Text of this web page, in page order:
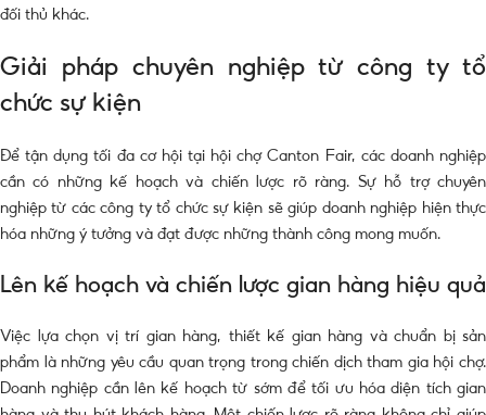
đối thủ khác.
Giải pháp chuyên nghiệp từ công ty tổ
chức sự kiện
Để tận dụng tối đa cơ hội tại hội chợ Canton Fair, các doanh nghiệp
cần có những kế hoạch và chiến lược rõ ràng. Sự hỗ trợ chuyên
nghiệp từ các công ty tổ chức sự kiện sẽ giúp doanh nghiệp hiện thực
hóa những ý tưởng và đạt được những thành công mong muốn.
Lên kế hoạch và chiến lược gian hàng hiệu quả
Việc lựa chọn vị trí gian hàng, thiết kế gian hàng và chuẩn bị sản
phẩm là những yêu cầu quan trọng trong chiến dịch tham gia hội chợ.
Doanh nghiệp cần lên kế hoạch từ sớm để tối ưu hóa diện tích gian